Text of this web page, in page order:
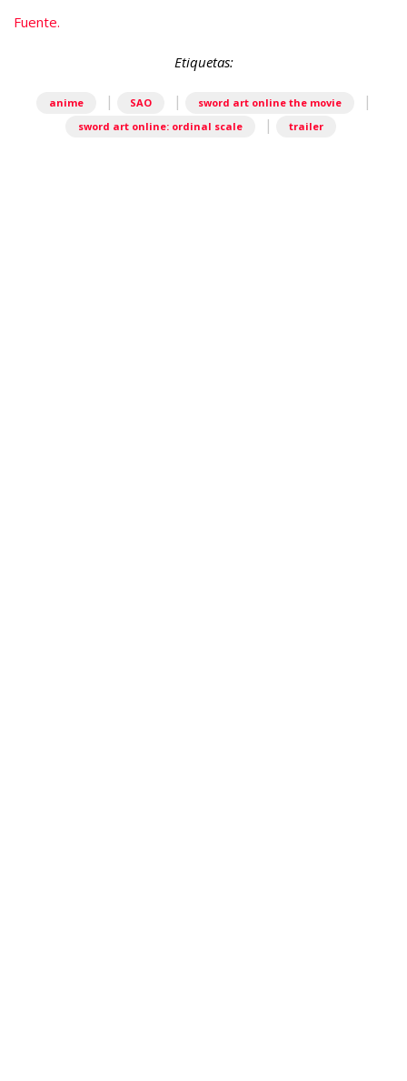
Fuente.
Etiquetas:
anime | SAO | sword art online the movie |
sword art online: ordinal scale | trailer